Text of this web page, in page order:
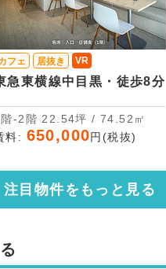
フェ 居抜き VR
急東横線中目黒・徒歩8分
1階-2階 22.54坪 / 74.52㎡
料: 650,000円(税抜)
注目物件をもっと見る